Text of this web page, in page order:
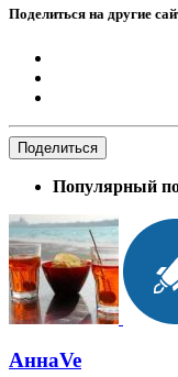
Поделиться на другие
Поделиться
Популярный
АннаVe